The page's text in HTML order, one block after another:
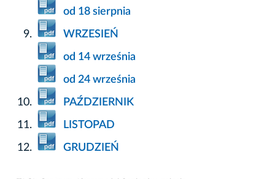
od 18 sierpnia
WRZESIEŃ
od 14 września
od 24 września
PAŹDZIERNIK
LISTOPAD
GRUDZIEŃ